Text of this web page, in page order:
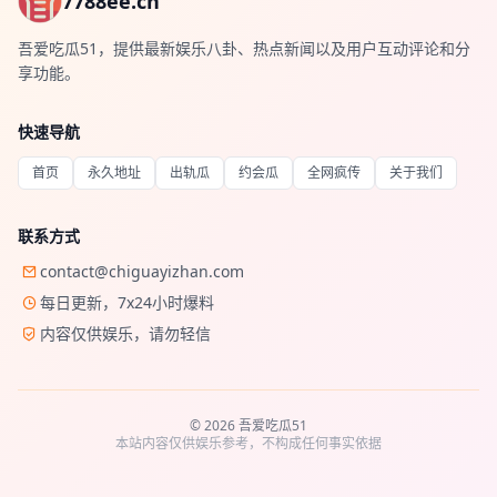
吾爱吃瓜51，提供最新娱乐八卦、热点新闻以及用户互动评论和分
享功能。
快速导航
首页 永久地址 出轨瓜 约会瓜 全网疯传 关于我们
联系方式
contact@chiguayizhan.com
每日更新，7x24小时爆料
内容仅供娱乐，请勿轻信
© 2026 吾爱吃瓜51
本站内容仅供娱乐参考，不构成任何事实依据